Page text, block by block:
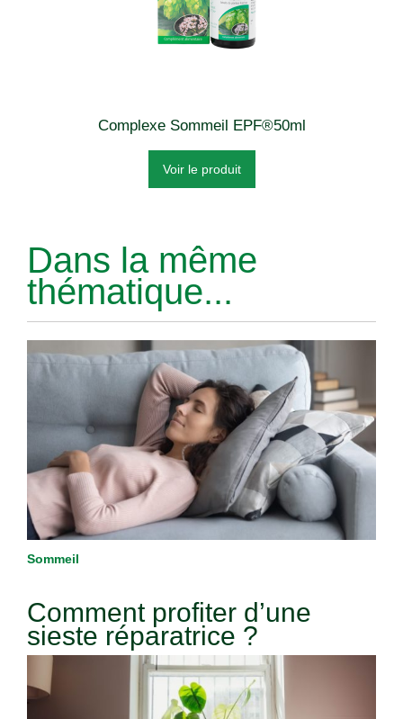
Complexe Sommeil EPF®50ml
Voir le produit
Dans la même
thématique...
Sommeil
Comment profiter d’une
sieste réparatrice ?